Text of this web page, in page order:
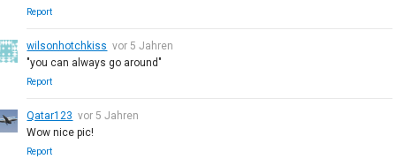
Report
wilsonhotchkiss vor 5 Jahren
"you can always go around"
Report
Qatar123 vor 5 Jahren
Wow nice pic!
Report